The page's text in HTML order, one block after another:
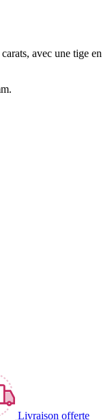
avec une tige en
Livraison offerte